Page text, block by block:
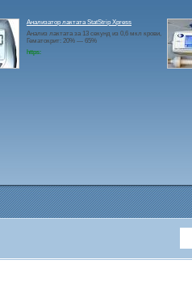
Анализатор лактата StatStrip Xpress
Анализ лактата за 13 секунд из 0,6 мкл крови,
Гематокрит: 20% — 65%
https: